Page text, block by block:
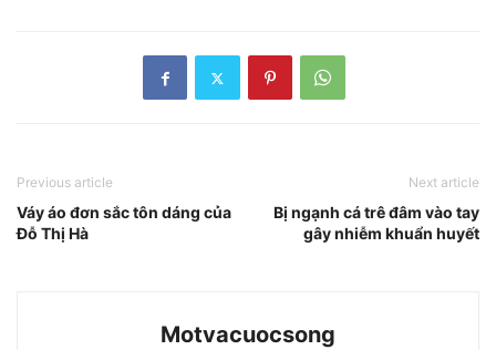
Previous article
Váy áo đơn sắc tôn dáng của
Đỗ Thị Hà
Next article
Bị ngạnh cá trê đâm vào tay
gây nhiễm khuẩn huyết
Motvacuocsong